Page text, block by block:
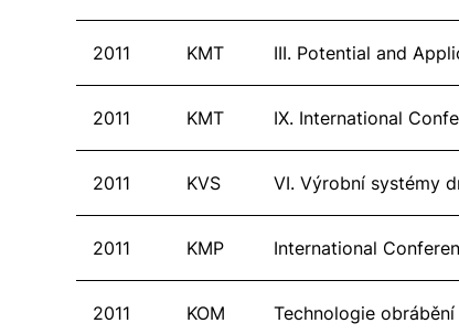
2011 KMT III. Potential and
2011 KMT IX. International
2011 KVS VI. Výrobní systémy
2011 KMP International
2011 KOM Technologie obrábění